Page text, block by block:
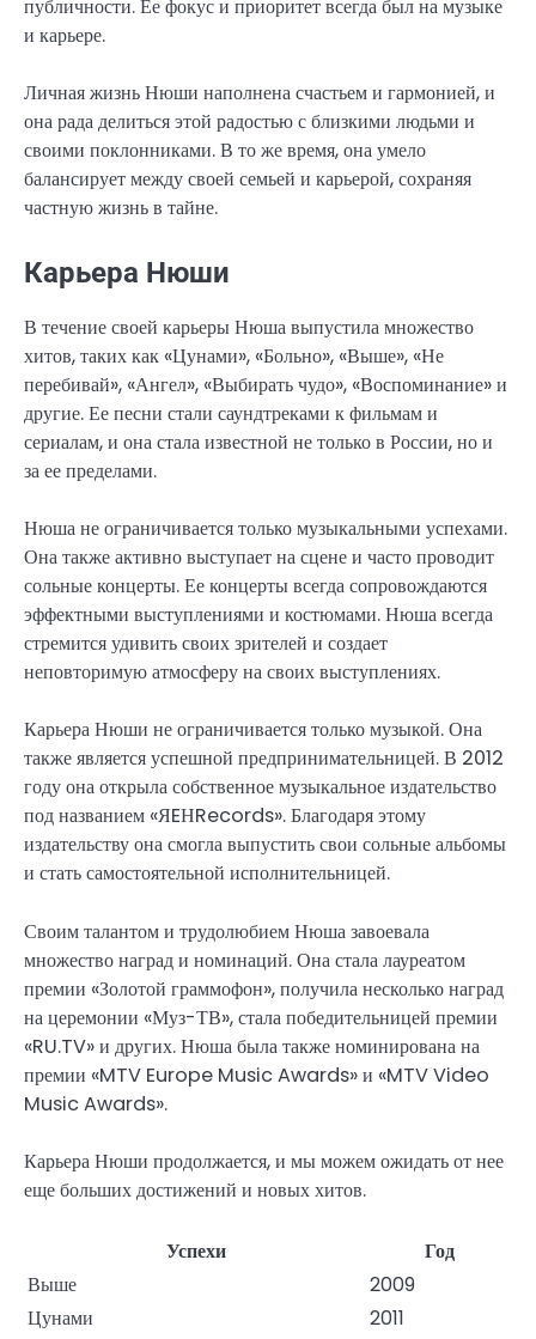
публичности. Ее фокус и приоритет всегда был на музыке
и карьере.
Личная жизнь Нюши наполнена счастьем и гармонией, и
она рада делиться этой радостью с близкими людьми и
своими поклонниками. В то же время, она умело
балансирует между своей семьей и карьерой, сохраняя
частную жизнь в тайне.
Карьера Нюши
В течение своей карьеры Нюша выпустила множество
хитов, таких как «Цунами», «Больно», «Выше», «Не
перебивай», «Ангел», «Выбирать чудо», «Воспоминание» и
другие. Ее песни стали саундтреками к фильмам и
сериалам, и она стала известной не только в России, но и
за ее пределами.
Нюша не ограничивается только музыкальными успехами.
Она также активно выступает на сцене и часто проводит
сольные концерты. Ее концерты всегда сопровождаются
эффектными выступлениями и костюмами. Нюша всегда
стремится удивить своих зрителей и создает
неповторимую атмосферу на своих выступлениях.
Карьера Нюши не ограничивается только музыкой. Она
также является успешной предпринимательницей. В 2012
году она открыла собственное музыкальное издательство
под названием «ЯEНRecords». Благодаря этому
издательству она смогла выпустить свои сольные альбомы
и стать самостоятельной исполнительницей.
Своим талантом и трудолюбием Нюша завоевала
множество наград и номинаций. Она стала лауреатом
премии «Золотой граммофон», получила несколько наград
на церемонии «Муз-ТВ», стала победительницей премии
«RU.TV» и других. Нюша была также номинирована на
премии «MTV Europe Music Awards» и «MTV Video
Music Awards».
Карьера Нюши продолжается, и мы можем ожидать от нее
еще больших достижений и новых хитов.
Успехи
Год
Выше
2009
Цунами
2011